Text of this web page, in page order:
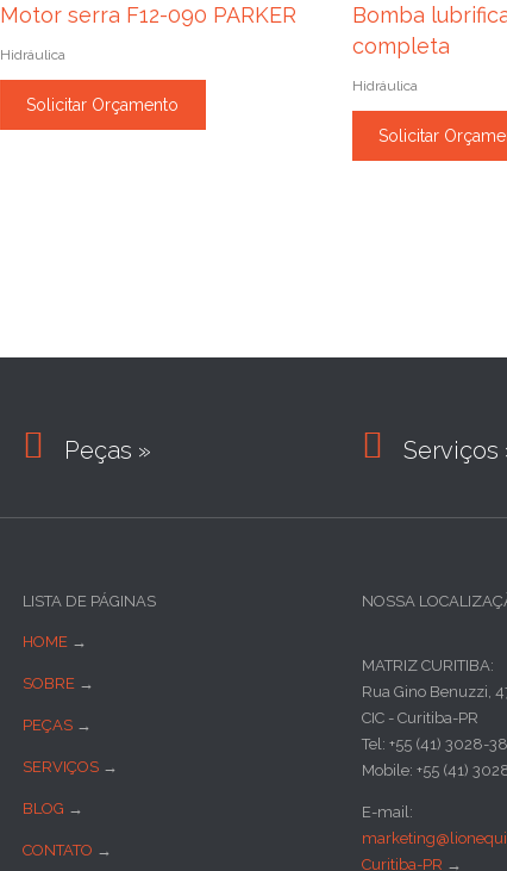
Motor serra F12-090 PARKER
Hidráulica
Solicitar Orçamento
Bomba
completa
Hidráulica
Solicitar
 Peças »  Serviços
LISTA DE PÁGINAS
HOME →
SOBRE →
PEÇAS →
SERVIÇOS →
BLOG →
CONTATO →
NOSSA
MATRIZ CURITIBA:
Rua Gino Benuzzi,
CIC - Curitiba-PR
Tel: +55 (41) 3028-
Mobile: +55 (41)
E-mail:
Curitiba-PR →